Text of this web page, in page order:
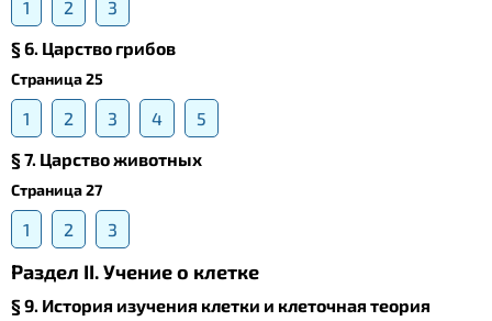
1 2
3
§ 6. Царство грибов
Страница 25
1 2 3 4
5
§ 7. Царство животных
Страница 27
1 2 3
Раздел II. Учение о клетке
§ 9. История изучения клетки и клеточная теория